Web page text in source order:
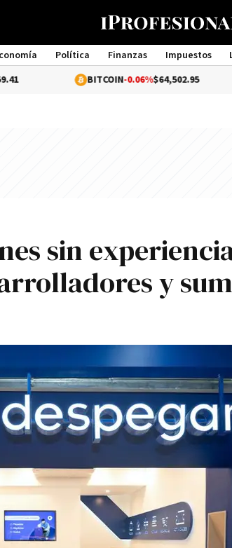
Política Finanzas Impuestos
Management
-0.06%$64,502.95
sin
y